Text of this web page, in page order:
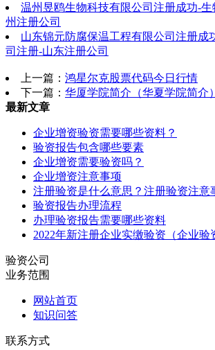
温州昱鸥生物科技有限公司注册成功-
州注册公司
山东锦元防腐保温工程有限公司注册成
司注册-山东注册公司
上一篇： 鸿星尔克股票代码今日行情
下一篇： 华厦学院简介（华夏学院简介）
最新文章
企业增资验资需要哪些资料？
验资报告包含哪些要素
企业增资需要验资吗？
企业增资注意事项
注册验资是什么意思？注册验资注意
验资报告办理流程
办理验资报告需要哪些资料
2022年新注册企业实缴验资（企业验
验资公司
业务范围
网站首页
知识问答
联系方式